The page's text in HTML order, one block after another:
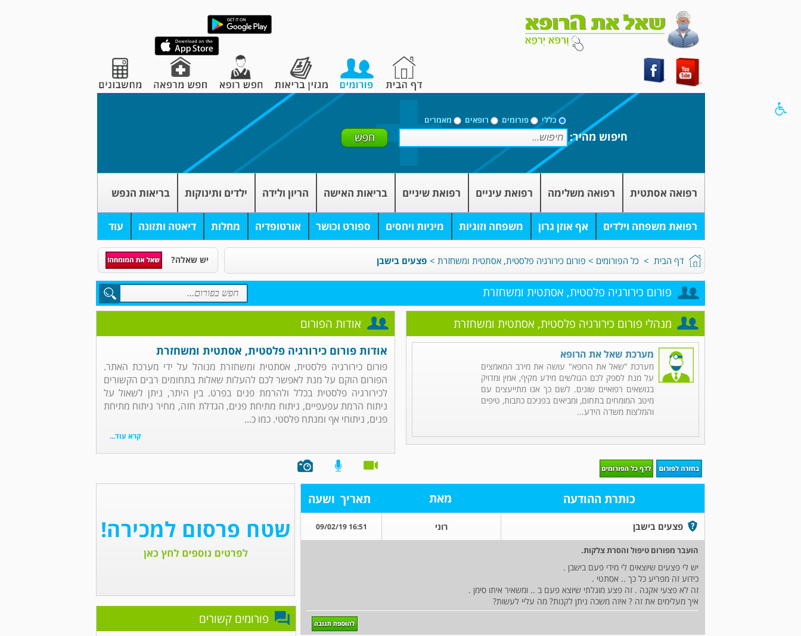
כללי פורומים רופאים מאמרים
חיפוש מהיר:
רפואה אסתטית רפואה משלימה רפואת עיניים רפואת שיניים בריאות האישה הריון ולידה ילדים ותינוקות בריאות הנפש
רפואת משפחה וילדים אף אוזן גרון משפחה וזוגיות מיניות ויחסים ספורט וכושר אורטופדיה מחלות דיאטה ותזונה עוד
דף הבית > כל הפורומים > פורום כירורגיה פלסטית, אסתטית ומשחזרת > פצעים בישבן יש שאלה?
פורום כירורגיה פלסטית, אסתטית ומשחזרת
אודות הפורום
אודות פורום כירורגיה פלסטית, אסתטית ומשחזרת
פורום כירורגיה פלסטית, אסתטית ומשחזרת מנוהל על ידי מערכת האתר.
הפורום הוקם על מנת לאפשר לכם להעלות שאלות בתחומים רבים הקשורים
לכירורגיה פלסטית בכלל ולהרמת פנים בפרט. בין היתר, ניתן לשאול על
ניתוח הרמת עפעפיים, ניתוח מתיחת פנים, הגדלת חזה, מחיר ניתוח מתיחת
פנים, ניתוחי אף ומנתח פלסטי. כמו כ...
קרא עוד...
מנהלי פורום כירורגיה פלסטית, אסתטית ומשחזרת
מערכת שאל את הרופא
מערכת "שאל את הרופא" עושה את מירב המאמצים
על מנת לספק לכם הגולשים מידע מקיף, אמין ומדויק
בנושאים רפואיים שונים. לשם כך אנו מתייעצים עם
מיטב המומחים בתחום, ומביאים בפניכם כתבות, טיפים
והמלצות משדה הידע...
כותרת ההודעה מאת תאריך ושעה
פצעים בישבן רוני 16:51 09/02/19
הועבר מפורום טיפול והסרת צלקות.
יש לי פצעים שיוצאים לי מידי פעם בישבן .
כידוע זה מפריע כל כך .. אסתטי .
זה לא פצעי אקנה . זה פצע מוגלתי שיוצא פעם ב .. ומשאיר איתו סימן .
איך מעלימים את זה ? איזה משכה ניתן לקנות? מה עליי לעשות?
פורומים קשורים